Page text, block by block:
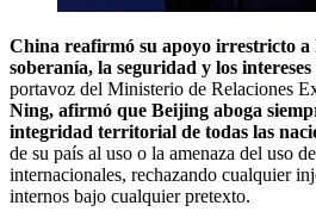
China reafirmó su apoyo irrestricto a
soberanía, la seguridad y los
portavoz del Ministerio de Relaciones
Ning, afirmó que Beijing aboga
integridad territorial de todas las
de su país al uso o la amenaza del uso
internacionales, rechazando cualquier
internos bajo cualquier pretexto.